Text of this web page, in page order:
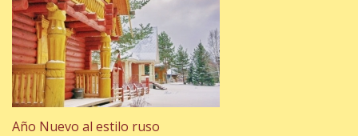
Año Nuevo al estilo ruso